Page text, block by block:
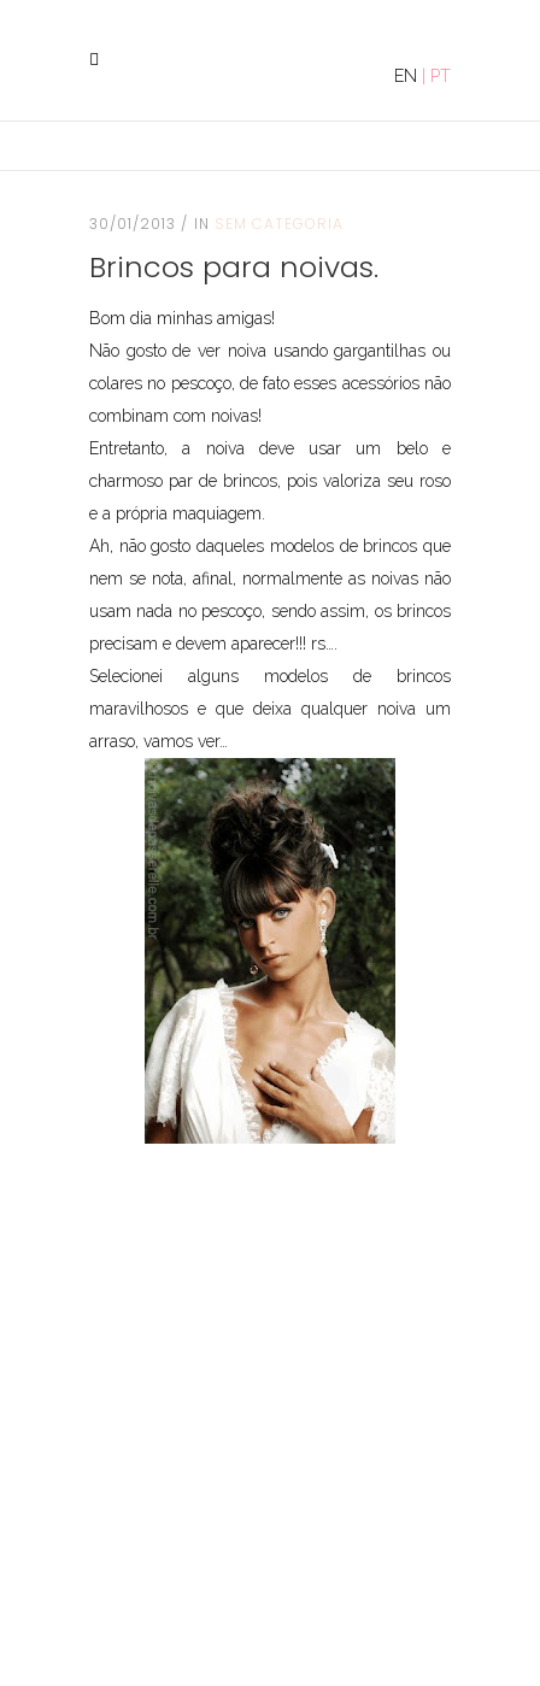
EN PT
30/01/2013 IN SEM CATEGORIA
Brincos para noivas.
Bom dia minhas amigas!
Não gosto de ver noiva usando gargantilhas ou
colares no pescoço, de fato esses acessórios não
combinam com noivas!
Entretanto, a noiva deve usar um belo e
charmoso par de brincos, pois valoriza seu roso
e a própria maquiagem.
Ah, não gosto daqueles modelos de brincos que
nem se nota, afinal, normalmente as noivas não
usam nada no pescoço, sendo assim, os brincos
precisam e devem aparecer!!! rs….
Selecionei alguns modelos de brincos
maravilhosos e que deixa qualquer noiva um
arraso, vamos ver…